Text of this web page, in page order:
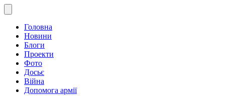
Головна
Новини
Блоги
Проекти
Фото
Досьє
Війна
Допомога армії